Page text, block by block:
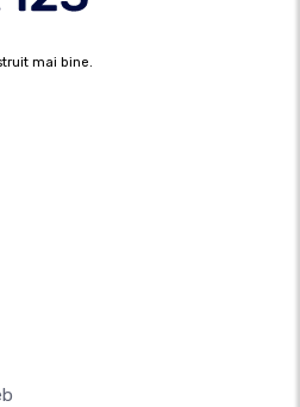
mai bine.